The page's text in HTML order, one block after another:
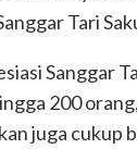
Tari
Sanggar
200
juga cukup